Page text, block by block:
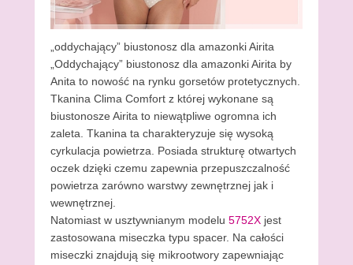
„oddychający” biustonosz dla amazonki Airita
„Oddychający” biustonosz dla amazonki Airita by
Anita to nowość na rynku gorsetów protetycznych.
Tkanina Clima Comfort z której wykonane są
biustonosze Airita to niewątpliwe ogromna ich
zaleta. Tkanina ta charakteryzuje się wysoką
cyrkulacja powietrza. Posiada strukturę otwartych
oczek dzięki czemu zapewnia przepuszczalność
powietrza zarówno warstwy zewnętrznej jak i
wewnętrznej.
Natomiast w usztywnianym modelu 5752X jest
zastosowana miseczka typu spacer. Na całości
miseczki znajdują się mikrootwory zapewniając